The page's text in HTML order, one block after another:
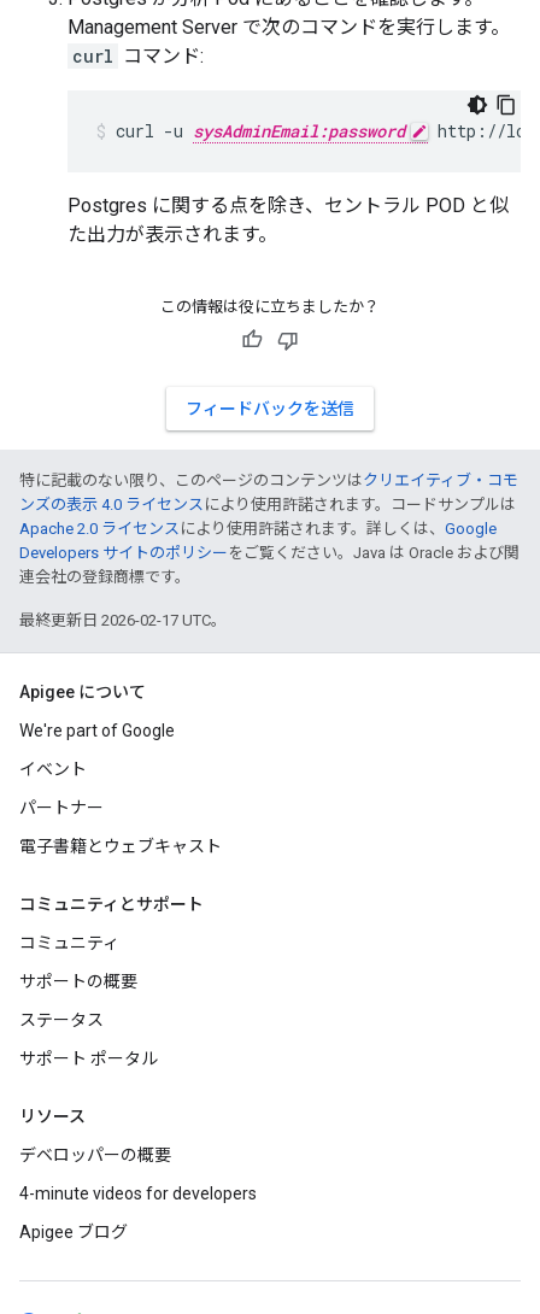
Management Server で次のコマンドを実行します。
curl コマンド:
curl -u sysAdminEmail:password http://
Postgres に関する点を除き、セントラル POD と似
た出力が表示されます。
この情報は役に立ちましたか？
フィードバックを送信
特に記載のない限り、このページのコンテンツはクリエイティブ・コモ
ンズの表示 4.0 ライセンス により使用許諾されます。コードサンプルは
Apache 2.0 ライセンス により使用許諾されます。詳しくは、 Google
Developers サイトのポリシー をご覧ください。Java は Oracle および関
連会社の登録商標です。
最終更新日 2026-02-17 UTC。
Apigee について
We're part of Google
イベント
パートナー
電子書籍とウェブキャスト
コミュニティとサポート
コミュニティ
サポートの概要
ステータス
サポート ポータル
リソース
デベロッパーの概要
4-minute videos for developers
Apigee ブログ